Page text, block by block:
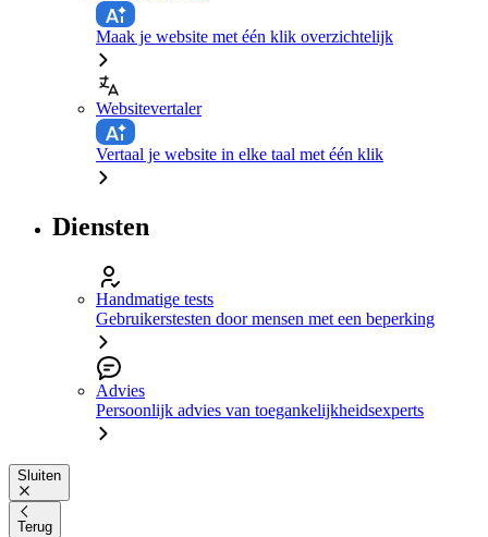
Maak je website met één klik overzichtelijk
Websitevertaler
Vertaal je website in elke taal met één klik
Diensten
Handmatige tests
Gebruikerstesten door mensen met een beperking
Advies
Persoonlijk advies van toegankelijkheidsexperts
Sluiten
Terug